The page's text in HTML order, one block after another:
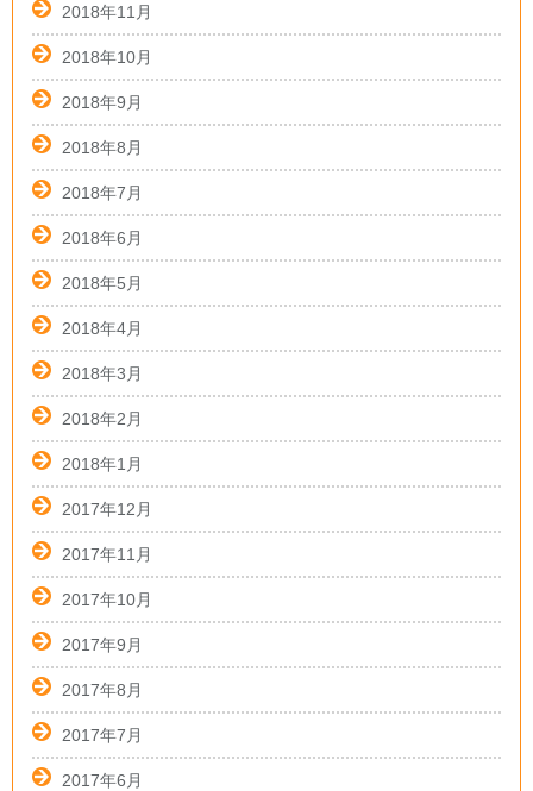
2018年11月
2018年10月
2018年9月
2018年8月
2018年7月
2018年6月
2018年5月
2018年4月
2018年3月
2018年2月
2018年1月
2017年12月
2017年11月
2017年10月
2017年9月
2017年8月
2017年7月
2017年6月